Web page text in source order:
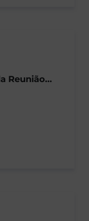
Reunião…